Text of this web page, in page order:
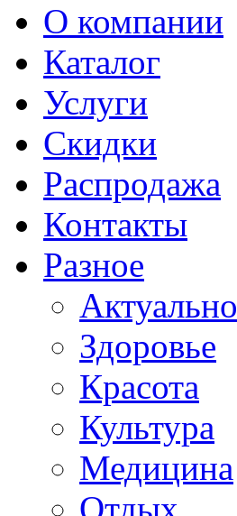
О компании
Каталог
Услуги
Скидки
Распродажа
Контакты
Разное
Актуально
Здоровье
Красота
Культура
Медицина
Отдых